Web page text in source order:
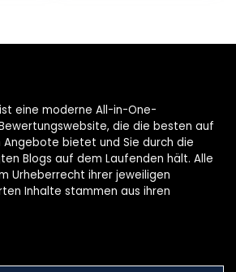
Jahren
eine moderne All-in-One-
die die besten auf
bietet und Sie durch die
Blogs auf dem Laufenden hält. Alle
Urheberrecht ihrer jeweiligen
Inhalte stammen aus ihren